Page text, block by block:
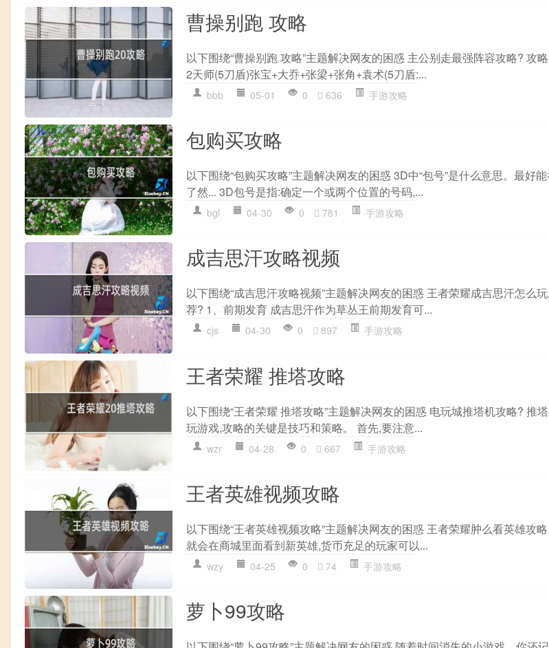
曹操别跑 攻略
以下围绕“曹操别跑 攻略”主题解决网友的困惑 主公别走最强阵容攻略? 攻
2天师(5刀盾)张宝+大乔+张梁+张角+袁术(5刀盾:...
bbb 05-01 0 636 手游攻略
包购买攻略
以下围绕“包购买攻略”主题解决网友的困惑 3D中“包号”是什么意思。最好
了然... 3D包号是指:确定一个或两个位置的号码,...
bgl 04-30 0 781 手游攻略
成吉思汗攻略视频
以下围绕“成吉思汗攻略视频”主题解决网友的困惑 王者荣耀成吉思汗怎么
荐? 1、前期发育 成吉思汗作为草丛王前期发育可...
cjs 04-30 0 897 手游攻略
王者荣耀 推塔攻略
以下围绕“王者荣耀 推塔攻略”主题解决网友的困惑 电玩城推塔机攻略? 推
玩游戏,攻略的关键是技巧和策略。 首先,要注意...
wzr 04-28 0 667 手游攻略
王者英雄视频攻略
以下围绕“王者英雄视频攻略”主题解决网友的困惑 王者荣耀肿么看英雄攻
就会在商城里面看到新英雄,货币充足的玩家可以...
wzy 04-25 0 74 手游攻略
萝卜99攻略